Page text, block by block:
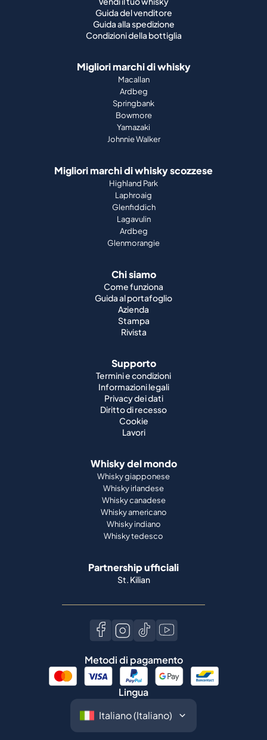
Guida del venditore
Guida alla spedizione
Condizioni della bottiglia
Migliori marchi di whisky
Macallan
Ardbeg
Springbank
Bowmore
Yamazaki
Johnnie Walker
Migliori marchi di whisky scozzese
Highland Park
Laphroaig
Glenfiddich
Lagavulin
Ardbeg
Glenmorangie
Chi siamo
Come funziona
Guida al portafoglio
Azienda
Stampa
Rivista
Supporto
Termini e condizioni
Informazioni legali
Privacy dei dati
Diritto di recesso
Cookie
Lavori
Whisky del mondo
Whisky giapponese
Whisky irlandese
Whisky canadese
Whisky americano
Whisky indiano
Whisky tedesco
Partnership ufficiali
St. Kilian
Metodi di pagamento
Lingua